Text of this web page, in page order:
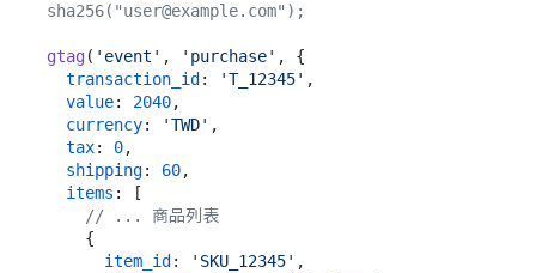
sha256("user@example.com");
gtag( 'event' , 'purchase' , {
transaction_id : 'T_12345' ,
value: 2040,
currency: 'TWD' ,
tax: 0,
shipping: 60,
items : [
// ... 商品列表
item_id : 'SKU_12345' ,